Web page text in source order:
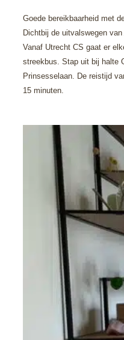
Goede bereikbaarheid met
Dichtbij de uitvalswegen
Vanaf Utrecht CS gaat er
streekbus. Stap uit bij halte
Prinsesselaan. De reistijd
15 minuten.